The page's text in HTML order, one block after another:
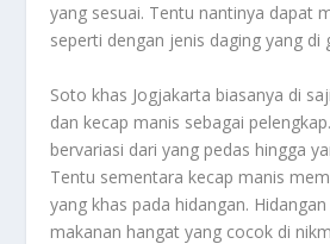
yang sesuai. Tentu nantinya dapat
seperti dengan jenis daging yang di
Soto khas Jogjakarta biasanya di
dan kecap manis sebagai
bervariasi dari yang pedas hingga
Tentu sementara kecap manis
yang khas pada hidangan.
makanan hangat yang cocok di